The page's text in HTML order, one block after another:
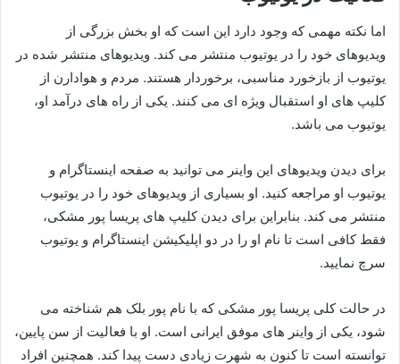
اما نکته مهمی که وجود دارد این است که او بخش بزرگی از
ویدیوهای خود را در یوتیوب منتشر می کند. ویدیوهای منتشر شده در
یوتیوب از بازخورد مناسبی، برخوردار هستند. مردم و هوادارن از
کلیپ های او استقبال ویژه ای می کنند. یکی از راه های درآمد او،
یوتیوب می باشد.
برای دیدن ویدیوهای این واینر می توانید به صفحه اینستاگرام و
یوتیوب او مراجعه کنید. او بسیاری از ویدیوهای خود را در یوتیوب
منتشر می کند. بنابراین برای دیدن کلیپ های پریسا پور مشکی،
فقط کافی است تا نام او را در دو اپلیکیشن اینستاگرام و یوتیوب
سرچ نمایید.
در حالت کلی پریسا پور مشکی که با نام پور بلک هم شناخته می
شود، یکی از واینر های موفق ایرانی است. او با فعالیت از سن پایین،
توانسته است تا کنون به شهرت زیادی دست پیدا کند. همچنین افراد